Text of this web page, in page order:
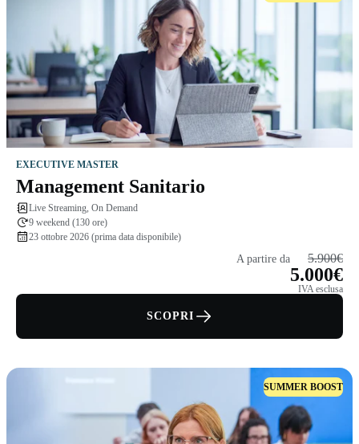
EXECUTIVE MASTER
Management Sanitario
Live Streaming, On Demand
9 weekend (130 ore)
23 ottobre 2026 (prima data disponibile)
A partire da 5.900€
5.000€
IVA esclusa
SCOPRI
SUMMER BOOST